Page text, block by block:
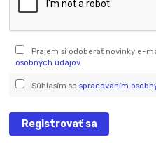
Prajem si odoberať novinky e-
osobných údajov.
Súhlasím so spracovaním
Registrovať sa